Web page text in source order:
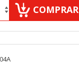
COMPRAR